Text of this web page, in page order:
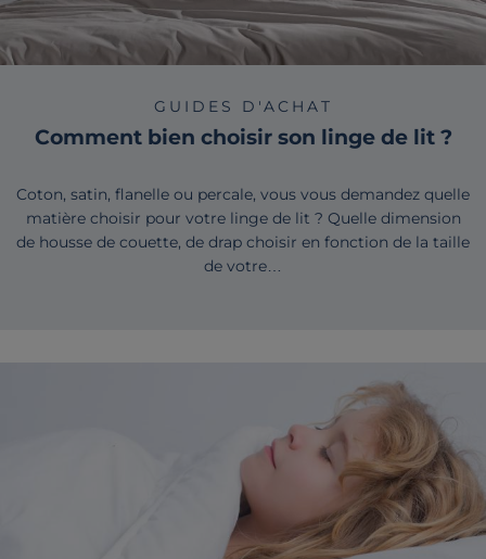
GUIDES D'ACHAT
Comment bien choisir son linge de lit ?
Coton, satin, flanelle ou percale, vous vous demandez quelle
matière choisir pour votre linge de lit ? Quelle dimension
de housse de couette, de drap choisir en fonction de la taille
de votre…